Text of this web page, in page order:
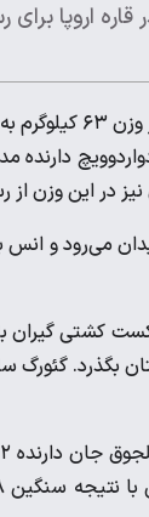
اروپا
، در وزن ۶۰
در این وزن از
می‌رود و
با شکست‌ کشتی
گئورگ